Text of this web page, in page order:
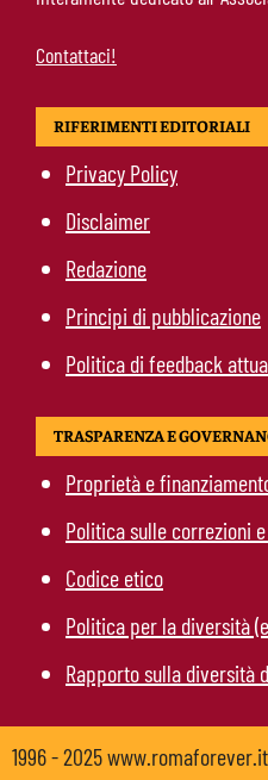
Contattaci!
RIFERIMENTI EDITORIALI
Privacy Policy
Disclaimer
Redazione
Principi di pubblicazione
Politica di feedback
TRASPARENZA E
Proprietà e
Politica sulle correzioni
Codice etico
Politica per la diversità
Rapporto sulla diversità
1996 - 2025